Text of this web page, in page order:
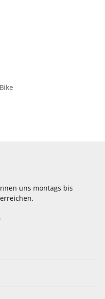
uns montags bis